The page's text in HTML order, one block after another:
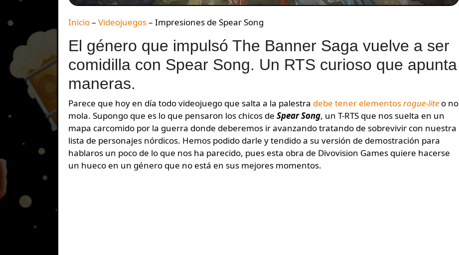
Inicio– Videojuegos– Impresiones de Spear Song
El género que impulsó The Banner Saga vuelve a ser
comidilla con Spear Song. Un RTS curioso que apunta
maneras.
Parece que hoy en día todo videojuego que salta a la palestra debe tener elementosrogue-lite o no
mola. Supongo que es lo que pensaron los chicos de Spear Song, un T-RTS que nos suelta en un
mapa carcomido por la guerra donde deberemos ir avanzando tratando de sobrevivir con nuestra
lista de personajes nórdicos. Hemos podido darle y tendido a su versión de demostración para
hablaros un poco de lo que nos ha parecido, pues esta obra de Divovision Games quiere hacerse
un hueco en un género que no está en sus mejores momentos.